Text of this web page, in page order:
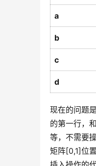
a
b
c
d
现在的问题
的第一行，
等，不需要
矩阵[0,1]位